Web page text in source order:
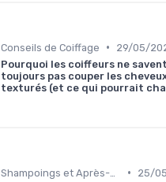
Conseils de Coiffage •
29/05/
Pourquoi les coiffeurs ne savent
toujours pas couper les
texturés (et ce qui pourrait
•
25/